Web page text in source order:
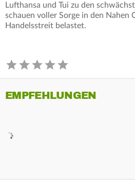
Lufthansa und Tui zu den
schauen voller Sorge in den Nahen
Handelsstreit belastet.
EMPFEHLUNGEN